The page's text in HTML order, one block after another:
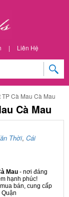
| Liên Hệ
Cà Mau Cà Mau
Cà Mau
Thời, Cái
Mau - nơi đáng
hạnh phúc!
bán, cung cấp